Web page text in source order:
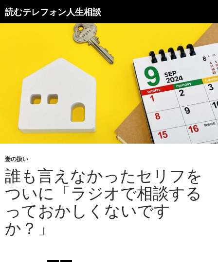
読むテレフォン人生相談
妻の扱い
誰も言えなかったセリフを
ついに「ラジオで相談する
っておかしくないです
か？」